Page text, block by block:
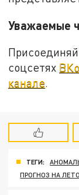
соцсетях
канале.
ТЕГИ:
ПРОГНОЗ НА ЛЕТО